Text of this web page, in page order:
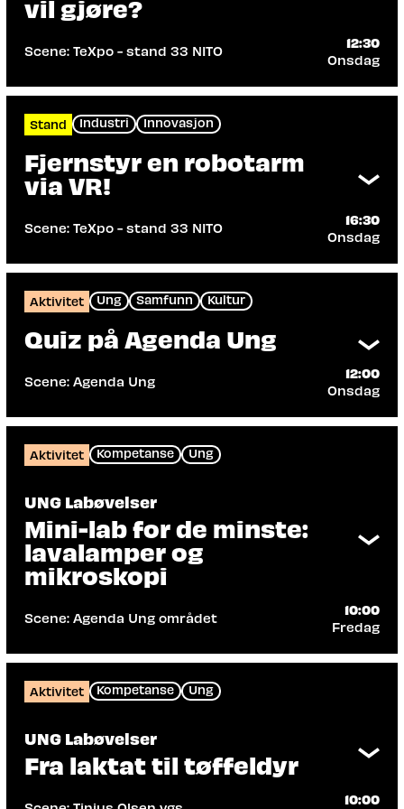
vil gjøre?
Scene: TeXpo - stand 33 NITO
12:30
Onsdag
teknologorganisasjon
Dette stand-foredraget viser armproteser
og forklarer hvordan de fungerer.
Les mer
Stand Industri Innovasjon
Fjernstyr en robotarm
via VR!
Scene: TeXpo - stand 33 NITO
16:30
Onsdag
teknologorganisasjon
Har du drømt om å styre en robot via VR-
briller? Nå får du muligheten til å teste å
styre en robotarm hos NITO
Aktivitet Ung Samfunn Kultur
Quiz på Agenda Ung
Scene: Agenda Ung
12:00
Onsdag
teknologorganisasjon
20 minutter quiz på Scenen på Agenda
Ung på onsdag
Les mer
Aktivitet Kompetanse Ung
UNG Labøvelser
Mini-lab for de minste:
lavalamper og
mikroskopi
Scene: Agenda Ung området
10:00
Fredag
teknologorganisasjon
En trygg og leken labopplevelse for
barnehage og barneskole. Barna lager
mikroskop.
Aktivitet Kompetanse Ung
UNG Labøvelser
Fra laktat til tøffeldyr
10:00